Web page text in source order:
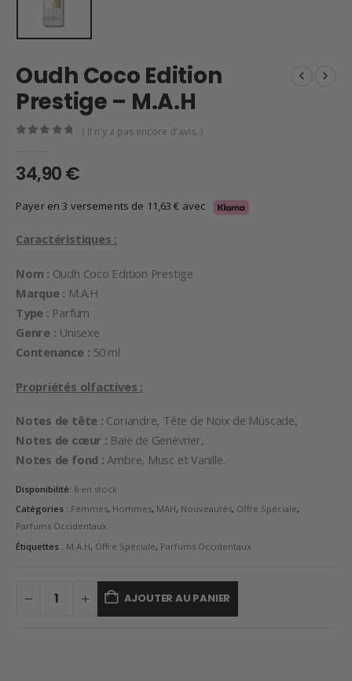
Oudh Coco Edition
Prestige – M.A.H
( Il n'y a pas encore d'avis. )
34,90€
Payer en 3 versements de 11,63€ avec
Caractéristiques :
Nom : Oudh Coco Edition Prestige
Marque : M.A.H
Type : Parfum
Genre : Unisexe
Contenance : 50 ml
Propriétés olfactives :
Notes de tête : Coriandre, Tête de Noix de Muscade,
Notes de cœur : Baie de Genévrier,
Notes de fond : Ambre, Musc et Vanille.
Disponibilité: 6 en stock
Catégories : Femmes, Hommes, MAH, Nouveautés, Offre Spéciale,
Parfums Occidentaux
Étiquettes : M.A.H, Offre Spéciale, Parfums Occidentaux
AJOUTER AU PANIER